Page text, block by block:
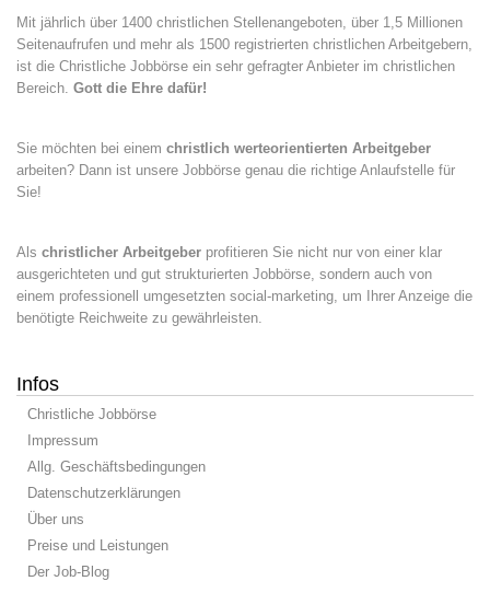
Mit jährlich über 1400 christlichen Stellenangeboten, über 1,5 Millionen
Seitenaufrufen und mehr als 1500 registrierten christlichen Arbeitgebern,
ist die Christliche Jobbörse ein sehr gefragter Anbieter im christlichen
Bereich. Gott die Ehre dafür!
Sie möchten bei einem christlich werteorientierten Arbeitgeber
arbeiten? Dann ist unsere Jobbörse genau die richtige Anlaufstelle für
Sie!
Als christlicher Arbeitgeber profitieren Sie nicht nur von einer klar
ausgerichteten und gut strukturierten Jobbörse, sondern auch von
einem professionell umgesetzten social-marketing, um Ihrer Anzeige die
benötigte Reichweite zu gewährleisten.
Infos
Christliche Jobbörse
Impressum
Allg. Geschäftsbedingungen
Datenschutzerklärungen
Über uns
Preise und Leistungen
Der Job-Blog